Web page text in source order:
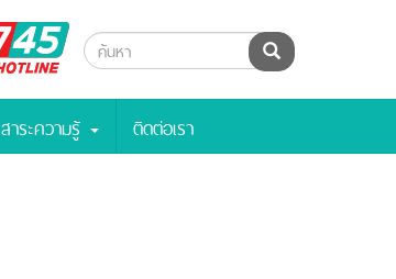
BPK
Hotline
ค้นหา
สาระความรู้ ติดต่อเรา